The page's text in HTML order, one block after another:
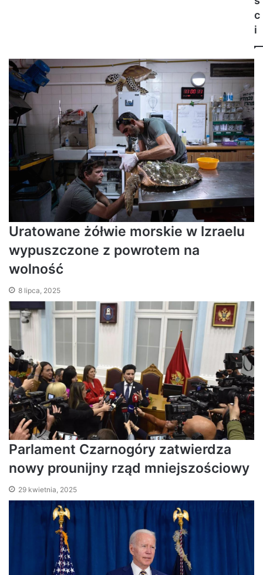
c
i
Uratowane żółwie morskie w Izraelu
wypuszczone z powrotem na
wolność
8 lipca, 2025
Parlament Czarnogóry zatwierdza
nowy prounijny rząd mniejszościowy
29 kwietnia, 2025